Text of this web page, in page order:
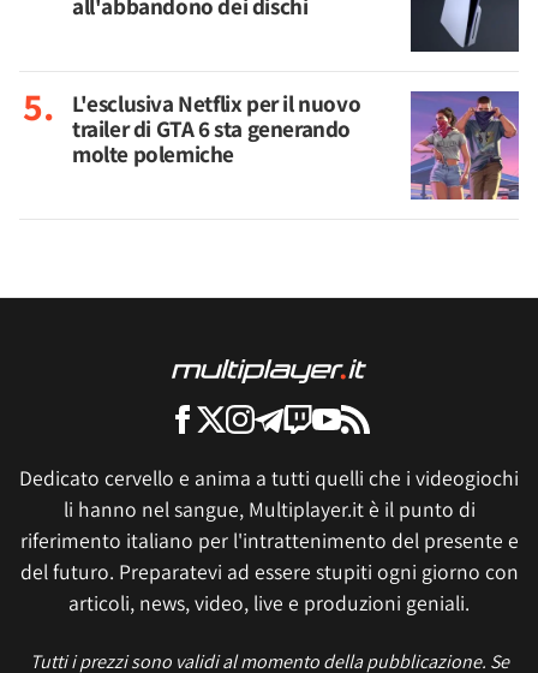
L'esclusiva Netflix per il nuovo
trailer di GTA 6 sta generando
molte polemiche
Dedicato cervello e anima a tutti quelli che i videogiochi
li hanno nel sangue, Multiplayer.it è il punto di
riferimento italiano per l'intrattenimento del presente e
del futuro. Preparatevi ad essere stupiti ogni giorno con
articoli, news, video, live e produzioni geniali.
Tutti i prezzi sono validi al momento della pubblicazione. Se